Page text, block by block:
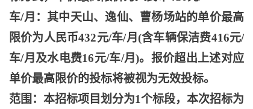
车/月：其中天山、逸仙、曹杨场站的单价最高
限价为人民币432元/车/月(含车辆保洁费416元/
车/月及水电费16元/车/月)。报价超出上述对应
单价最高限价的投标将被视为无效投标。
范围：本招标项目划分为1个标段，本次招标为